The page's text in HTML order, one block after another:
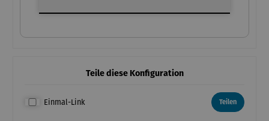
Teile diese Konfiguration
Einmal-Link Teilen